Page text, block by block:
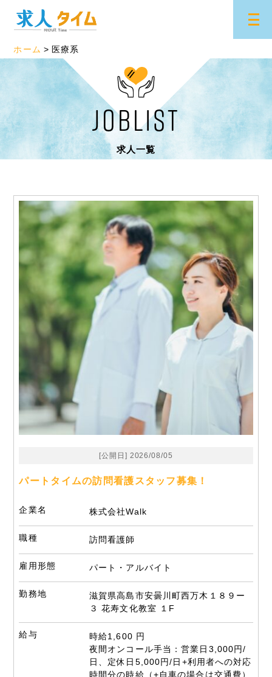
ホーム 医療系
JOBLIST
求人一覧
[公開日] 2026/08/05
パートタイムの訪問看護スタッフ募集！
企業名 株式会社Walk
職種 訪問看護師
雇用形態 パート・アルバイト
勤務地
滋賀県高島市安曇川町西万木１８９ー
３ 花寿文化教室 １F
給与
時給1,600 円
夜間オンコール手当：営業日3,000円/
日、定休日5,000円/日+利用者への対応
時間分の時給（+自車の場合は交通費）